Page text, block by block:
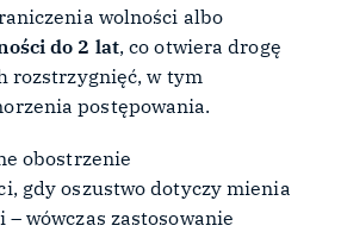
wolności albo
do 2 lat, co otwiera drogę
rozstrzygnięć, w tym
postępowania.
obostrzenie
gdy oszustwo dotyczy mienia
wówczas zastosowanie